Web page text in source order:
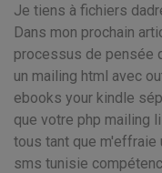
Je tiens à fichiers
Dans mon prochain
processus de pensée
un mailing html avec
ebooks your kindle
que votre php mailing
tous tant que m'effraie
sms tunisie